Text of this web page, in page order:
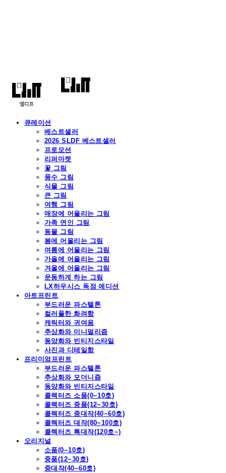
큐레이션
베스트셀러
2026 SLDF 베스트셀러
프로모션
리퍼마켓
꽃 그림
풍수 그림
식물 그림
큰 그림
여행 그림
매장에 어울리는 그림
가족 연인 그림
동물 그림
봄에 어울리는 그림
여름에 어울리는 그림
가을에 어울리는 그림
겨울에 어울리는 그림
운동하게 하는 그림
LX하우시스 독점 에디션
아트프린트
부드러운 파스텔톤
컬러풀한 화려함
캐릭터와 귀여움
추상화와 미니멀리즘
동양화와 빈티지스타일
사진과 디테일함
프리미엄프린트
부드러운 파스텔톤
추상화와 모더니즘
동양화와 빈티지스타일
콜렉터즈 소품(0~10호)
콜렉터즈 중품(12~30호)
콜렉터즈 중대작(40~60호)
콜렉터즈 대작(80~100호)
콜렉터즈 특대작(120호~)
오리지널
소품(0~10호)
중품(12~30호)
중대작(40~60호)